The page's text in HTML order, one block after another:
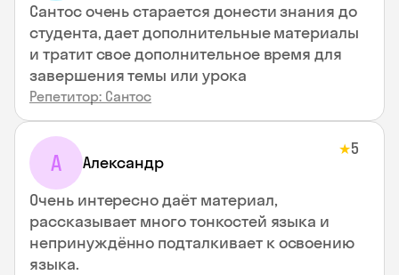
Сантос очень старается донести знания до
студента, дает дополнительные материалы
и тратит свое дополнительное время для
завершения темы или урока
Репетитор: Сантос
А Александр
★5
Очень интересно даёт материал,
рассказывает много тонкостей языка и
непринуждённо подталкивает к освоению
языка.